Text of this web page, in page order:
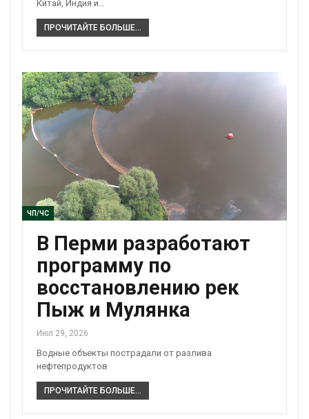
Китай, Индия и…
ПРОЧИТАЙТЕ БОЛЬШЕ...
ЧП/ЧС
В Перми разработают
программу по
восстановлению рек
Пыж и Мулянка
Июл 29, 2026
Водные объекты пострадали от разлива
нефтепродуктов
ПРОЧИТАЙТЕ БОЛЬШЕ...